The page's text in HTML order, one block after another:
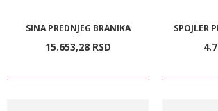
SINA PREDNJEG BRANIKA
15.653,28 RSD
SPOJLER